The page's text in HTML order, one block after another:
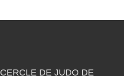
CERCLE DE JUDO DE